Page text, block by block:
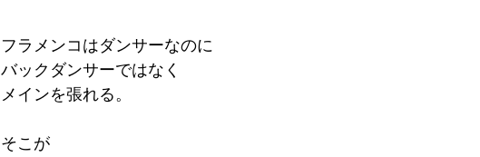
フラメンコはダンサーなのに
バックダンサーではなく
メインを張れる。
そこが